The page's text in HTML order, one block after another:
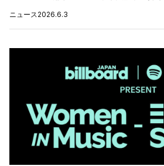
ニュース 2026.6.3